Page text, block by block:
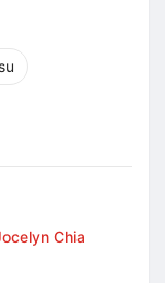
Chia